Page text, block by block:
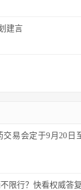
建言
易会定于9月20日
限行？快看权威答复